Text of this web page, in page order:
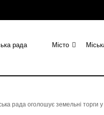
рада Місто
рада оголошує земельні